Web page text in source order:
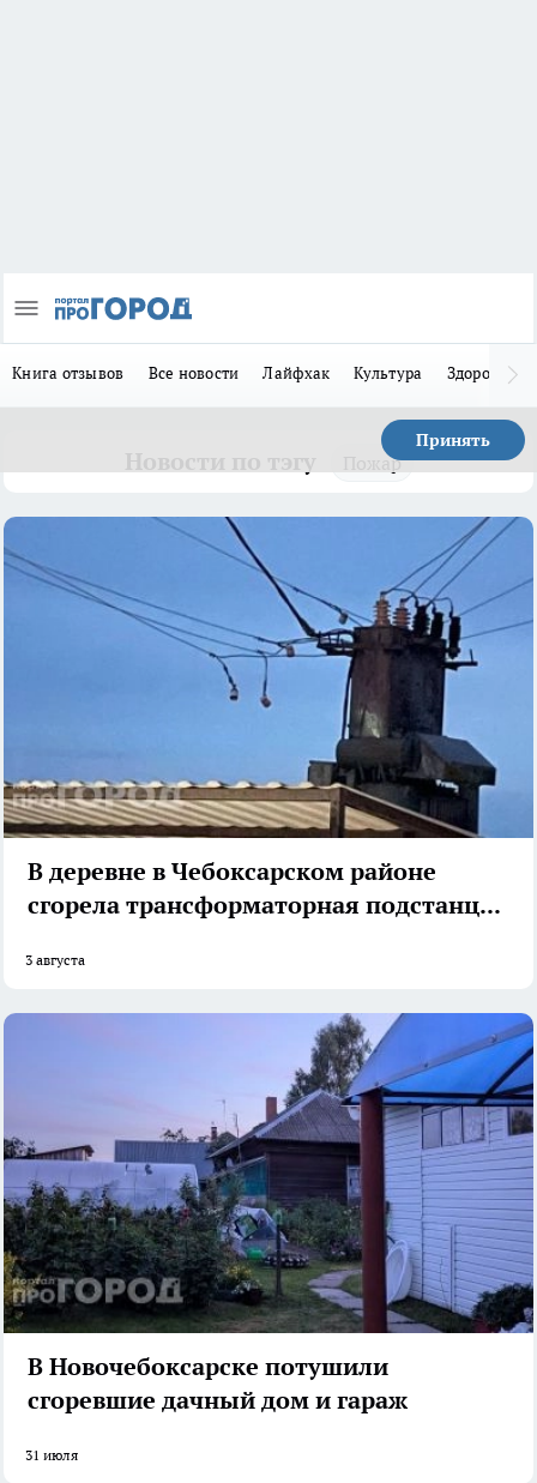
Книга отзывов Все новости Лайфхак Культура Здоровье
Принять
Пожар
В деревне в Чебоксарском районе
сгорела трансформаторная подстанция
3 августа
В Новочебоксарске потушили
сгоревшие дачный дом и гараж
31 июля